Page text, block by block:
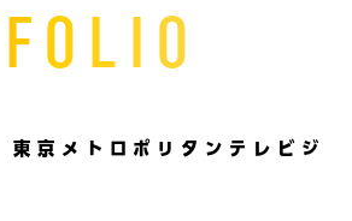
京メトロポリタンテレビジ